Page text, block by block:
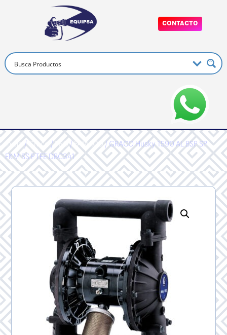
CONTACTO
Inicio/Graco/PRO/FAMAOD/ GRACO Husky 1590 AL BSP SP
FKM SS PTFE DBC341